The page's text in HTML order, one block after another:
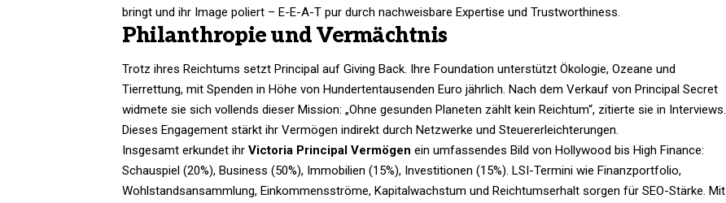
bringt und ihr Image poliert – E-E-A-T pur durch nachweisbare Expertise und Trustworthiness.
Philanthropie und Vermächtnis
Trotz ihres Reichtums setzt Principal auf Giving Back. Ihre Foundation unterstützt Ökologie, Ozeane und
Tierrettung, mit Spenden in Höhe von Hundertentausenden Euro jährlich. Nach dem Verkauf von Principal Secret
widmete sie sich vollends dieser Mission: „Ohne gesunden Planeten zählt kein Reichtum“, zitierte sie in Interviews.
Dieses Engagement stärkt ihr Vermögen indirekt durch Netzwerke und Steuererleichterungen.
Insgesamt erkundet ihr Victoria Principal Vermögen ein umfassendes Bild von Hollywood bis High Finance:
Schauspiel (20%), Business (50%), Immobilien (15%), Investitionen (15%). LSI-Termini wie Finanzportfolio,
Wohlstandsansammlung, Einkommensströme, Kapitalwachstum und Reichtumserhalt sorgen für SEO-Stärke. Mit